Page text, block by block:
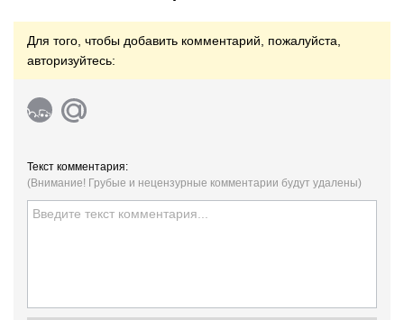
Для того, чтобы добавить комментарий, пожалуйста,
авторизуйтесь:
Текст комментария:
(Внимание! Грубые и нецензурные комментарии будут удалены)